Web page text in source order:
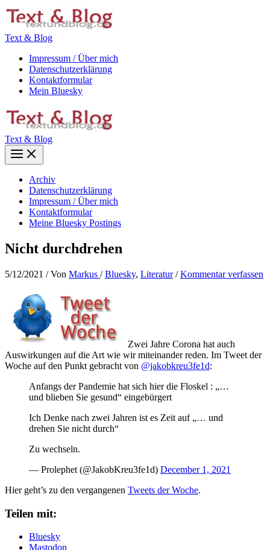
Zum
Inhalt
Text & Blog
Impressum / Über mich
Datenschutzerklärung
Kontaktformular
Mein Bluesky
Text & Blog
Main
Menu
Archiv
Datenschutzerklärung
Impressum / Über mich
Kontaktformular
Meine Bluesky Postings
Nicht durchdrehen
5/12/2021 / Von Markus /Bluesky, Literatur/Kommentar verfassen
Zwei Jahre Corona hat auch
Auswirkungen auf die Art wie wir miteinander reden. Im Tweet der
Woche auf den Punkt gebracht von @jakobkreu3fe1d:
Anfangs der Pandemie hat sich hier die Floskel : „…
und blieben Sie gesund“ eingebürgert
Ich Denke nach zwei Jahren ist es Zeit auf „… und
drehen Sie nicht durch“
Zu wechseln.
— Prolephet (@JakobKreu3fe1d) December 1, 2021
Hier geht’s zu den vergangenen Tweets der Woche.
Teilen mit:
Bluesky
Mastodon